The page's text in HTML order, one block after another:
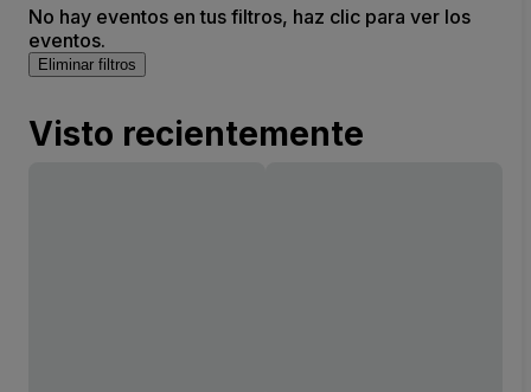
No hay eventos en tus filtros, haz clic para ver los
eventos.
Eliminar filtros
Visto recientemente